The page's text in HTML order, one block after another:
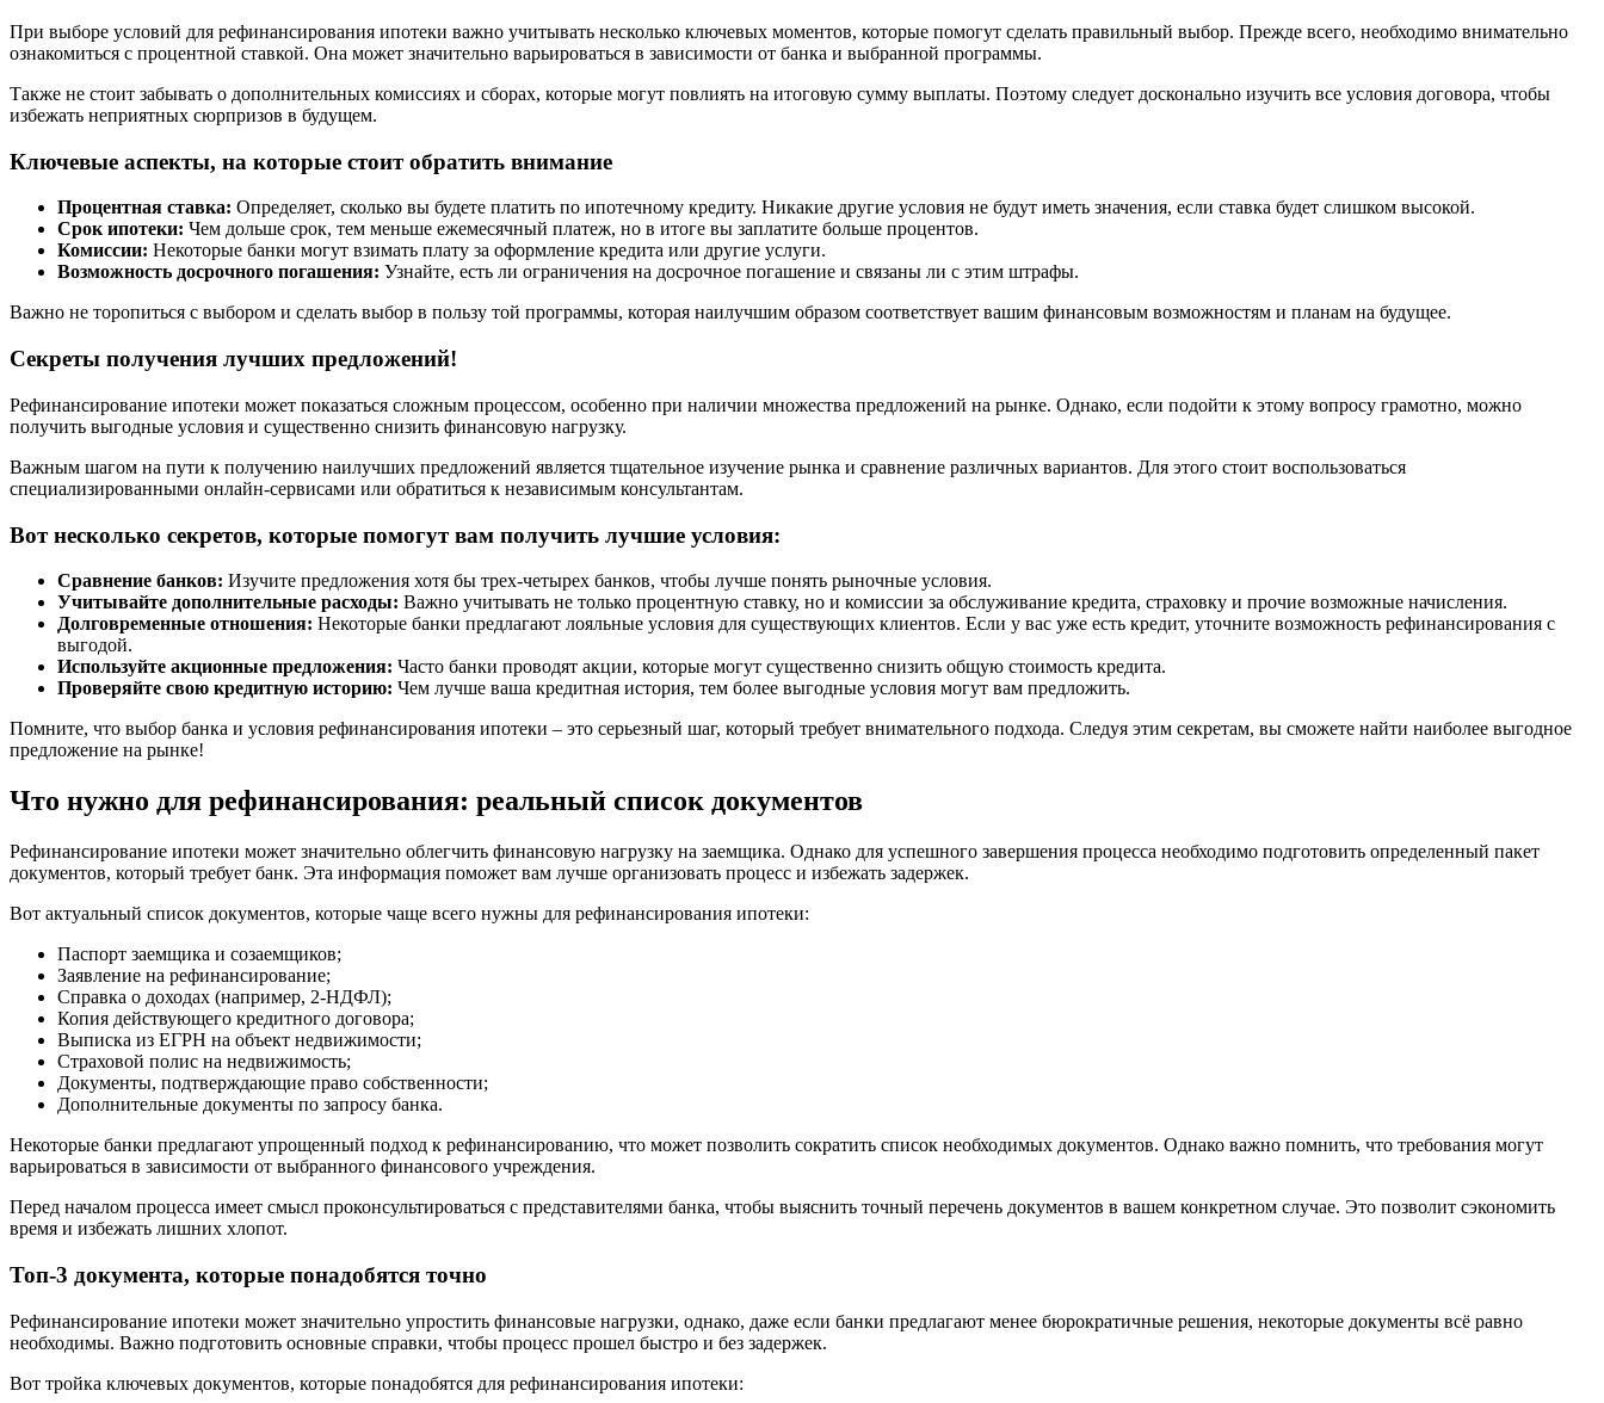
При выборе условий для рефинансирования ипотеки важно учитывать несколько ключевых моментов, которые помогут сделать правильный выбор. Прежде всего, необходимо внимательно
ознакомиться с процентной ставкой. Она может значительно варьироваться в зависимости от банка и выбранной программы.
Также не стоит забывать о дополнительных комиссиях и сборах, которые могут повлиять на итоговую сумму выплаты. Поэтому следует досконально изучить все условия договора, чтобы
избежать неприятных сюрпризов в будущем.
Ключевые аспекты, на которые стоит обратить внимание
Процентная ставка: Определяет, сколько вы будете платить по ипотечному кредиту. Никакие другие условия не будут иметь значения, если ставка будет слишком высокой.
Срок ипотеки: Чем дольше срок, тем меньше ежемесячный платеж, но в итоге вы заплатите больше процентов.
Комиссии: Некоторые банки могут взимать плату за оформление кредита или другие услуги.
Возможность досрочного погашения: Узнайте, есть ли ограничения на досрочное погашение и связаны ли с этим штрафы.
Важно не торопиться с выбором и сделать выбор в пользу той программы, которая наилучшим образом соответствует вашим финансовым возможностям и планам на будущее.
Секреты получения лучших предложений!
Рефинансирование ипотеки может показаться сложным процессом, особенно при наличии множества предложений на рынке. Однако, если подойти к этому вопросу грамотно, можно
получить выгодные условия и существенно снизить финансовую нагрузку.
Важным шагом на пути к получению наилучших предложений является тщательное изучение рынка и сравнение различных вариантов. Для этого стоит воспользоваться
специализированными онлайн-сервисами или обратиться к независимым консультантам.
Вот несколько секретов, которые помогут вам получить лучшие условия:
Сравнение банков: Изучите предложения хотя бы трех-четырех банков, чтобы лучше понять рыночные условия.
Учитывайте дополнительные расходы: Важно учитывать не только процентную ставку, но и комиссии за обслуживание кредита, страховку и прочие возможные начисления.
Долговременные отношения: Некоторые банки предлагают лояльные условия для существующих клиентов. Если у вас уже есть кредит, уточните возможность рефинансирования с
выгодой.
Используйте акционные предложения: Часто банки проводят акции, которые могут существенно снизить общую стоимость кредита.
Проверяйте свою кредитную историю: Чем лучше ваша кредитная история, тем более выгодные условия могут вам предложить.
Помните, что выбор банка и условия рефинансирования ипотеки – это серьезный шаг, который требует внимательного подхода. Следуя этим секретам, вы сможете найти наиболее выгодное
предложение на рынке!
Что нужно для рефинансирования: реальный список документов
Рефинансирование ипотеки может значительно облегчить финансовую нагрузку на заемщика. Однако для успешного завершения процесса необходимо подготовить определенный пакет
документов, который требует банк. Эта информация поможет вам лучше организовать процесс и избежать задержек.
Вот актуальный список документов, которые чаще всего нужны для рефинансирования ипотеки:
Паспорт заемщика и созаемщиков;
Заявление на рефинансирование;
Справка о доходах (например, 2-НДФЛ);
Копия действующего кредитного договора;
Выписка из ЕГРН на объект недвижимости;
Страховой полис на недвижимость;
Документы, подтверждающие право собственности;
Дополнительные документы по запросу банка.
Некоторые банки предлагают упрощенный подход к рефинансированию, что может позволить сократить список необходимых документов. Однако важно помнить, что требования могут
варьироваться в зависимости от выбранного финансового учреждения.
Перед началом процесса имеет смысл проконсультироваться с представителями банка, чтобы выяснить точный перечень документов в вашем конкретном случае. Это позволит сэкономить
время и избежать лишних хлопот.
Топ-3 документа, которые понадобятся точно
Рефинансирование ипотеки может значительно упростить финансовые нагрузки, однако, даже если банки предлагают менее бюрократичные решения, некоторые документы всё равно
необходимы. Важно подготовить основные справки, чтобы процесс прошел быстро и без задержек.
Вот тройка ключевых документов, которые понадобятся для рефинансирования ипотеки: